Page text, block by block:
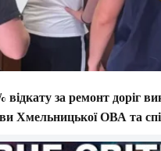
за ремонт доріг
Хмельницької ОВА та